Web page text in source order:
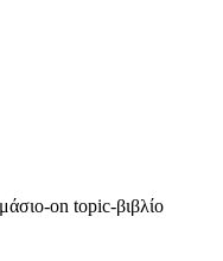
on topic-βιβλίο